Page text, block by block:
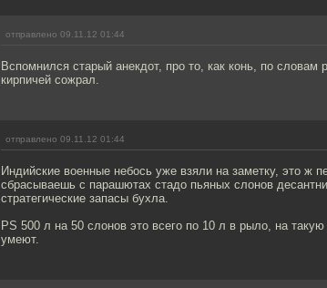
отправлено 09.11.12 01:44
Вспомнился старый анекдот, про то, как конь, по
кирпичей сожрал.
отправлено 09.11.12 01:44
Индийские военные небось уже взяли на заметку, это ж
сбрасываешь с парашютах стадо пьяных слонов
стратегические запасы бухла.
PS 500 л на 50 слонов это всего по 10 л в рыло, на
умеют.